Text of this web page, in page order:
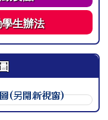
生辦法
），呈現校園整體配